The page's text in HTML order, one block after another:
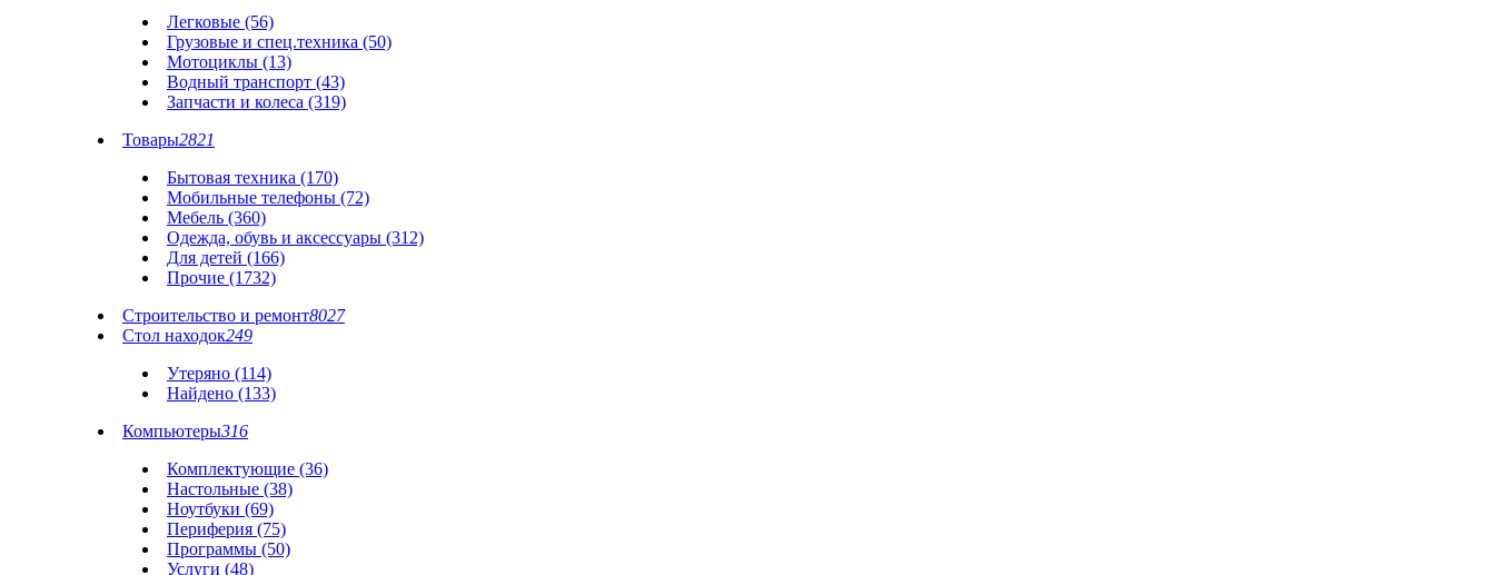
Легковые (56)
Грузовые и спец.техника (50)
Мотоциклы (13)
Водный транспорт (43)
Запчасти и колеса (319)
Товары2821
Бытовая техника (170)
Мобильные телефоны (72)
Мебель (360)
Одежда, обувь и аксессуары (312)
Для детей (166)
Прочие (1732)
Строительство и ремонт8027
Стол находок249
Утеряно (114)
Найдено (133)
Компьютеры316
Комплектующие (36)
Настольные (38)
Ноутбуки (69)
Периферия (75)
Программы (50)
Услуги (48)